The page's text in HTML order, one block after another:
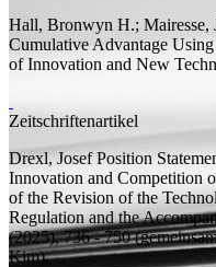
Hall, Bronwyn H.; Mairesse,
Cumulative Advantage
of Innovation and New
Zeitschriftenartikel
Drexl, Josef Position
Innovation and Competition
of the Revision of the
Regulation and the
(2025), 736 - 750 (
Kim).